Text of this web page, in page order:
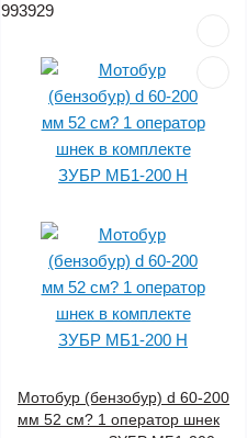
993929
Мотобур (бензобур) d 60-200
мм 52 см? 1 оператор шнек